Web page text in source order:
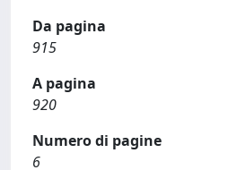
Da pagina
915
A pagina
920
Numero di pagine
6